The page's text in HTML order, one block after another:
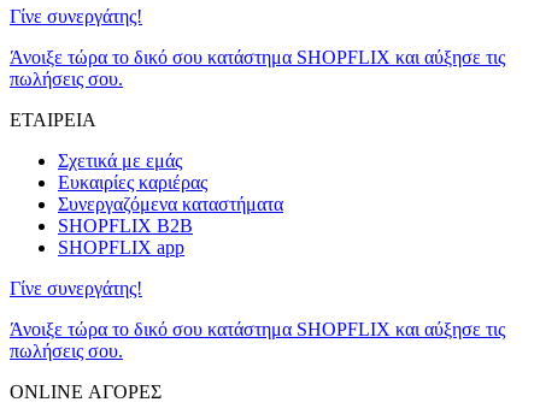
Γίνε συνεργάτης!
Άνοιξε τώρα το δικό σου κατάστημα SHOPFLIX και αύξησε τις
πωλήσεις σου.
ΕΤΑΙΡΕΙΑ
Σχετικά με εμάς
Ευκαιρίες καριέρας
Συνεργαζόμενα καταστήματα
SHOPFLIX B2B
SHOPFLIX app
Γίνε συνεργάτης!
Άνοιξε τώρα το δικό σου κατάστημα SHOPFLIX και αύξησε τις
πωλήσεις σου.
ONLINE ΑΓΟΡΕΣ